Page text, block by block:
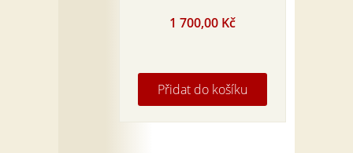
1 700,00 Kč
Přidat do košíku